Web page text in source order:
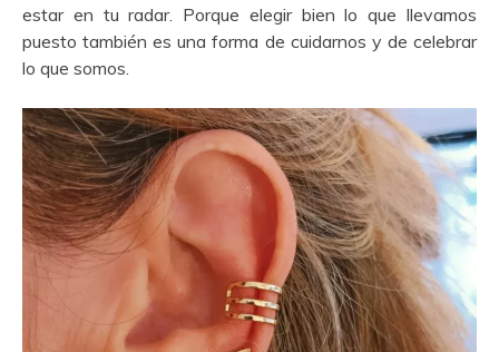
estar en tu radar. Porque elegir bien lo que llevamos
puesto también es una forma de cuidarnos y de celebrar
lo que somos.